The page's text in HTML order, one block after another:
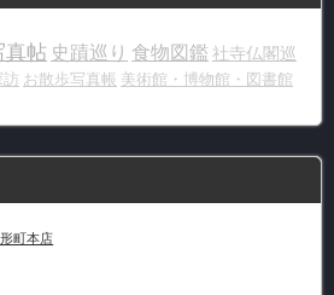
真帖 史蹟巡り 食物図鑑 社寺仏閣巡
お散歩写真帳 美術館・博物館・図書館
町本店